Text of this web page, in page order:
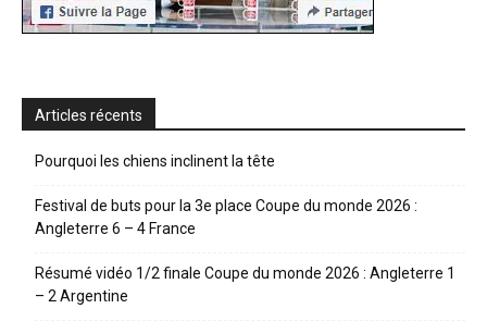
Articles récents
Pourquoi les chiens inclinent la tête
Festival de buts pour la 3e place Coupe du monde 2026 :
Angleterre 6 – 4 France
Résumé vidéo 1/2 finale Coupe du monde 2026 : Angleterre 1
– 2 Argentine